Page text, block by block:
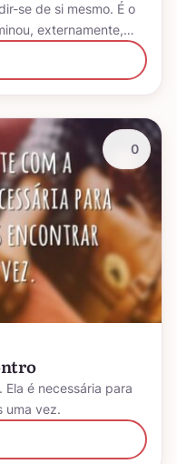
se de si mesmo. É o
externamente,…
é necessária para
uma vez.
0